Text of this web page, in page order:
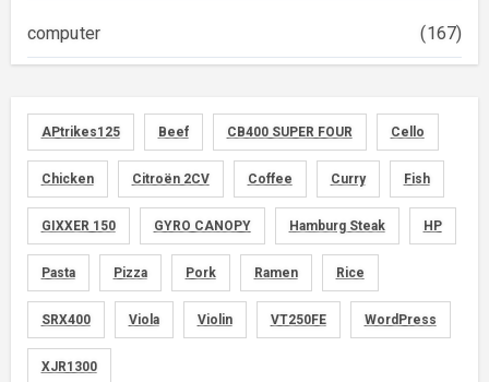
computer (167)
foods (155)
graphics (134)
memo
motorcycle (149)
APtrikes125 Beef CB400 SUPER FOUR Cello
Chicken Citroën 2CV Coffee Curry Fish
GIXXER 150 GYRO CANOPY Hamburg Steak HP
Pasta Pizza Pork Ramen Rice
SRX400 Viola Violin VT250FE WordPress
XJR1300